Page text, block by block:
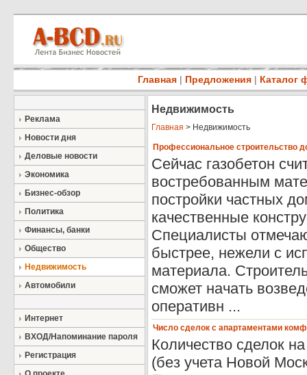
Главная | Предложения | Каталог
Реклама
Новости дня
Деловые новости
Экономика
Бизнес-обзор
Политика
Финансы, банки
Общество
Недвижимость
Автомобили
Интернет
ВХОД/Напоминание пароля
Регистрация
Недвижимость
Главная > Недвижимость
Профессиональное строительство
Сейчас газобетон
востребованным
постройки частных
качественные
Специалисты
быстрее, нежели с
материала.
сможет начать
оперативн ...
Число сделок с апартаментами
Количество сделок
(без учета Новой